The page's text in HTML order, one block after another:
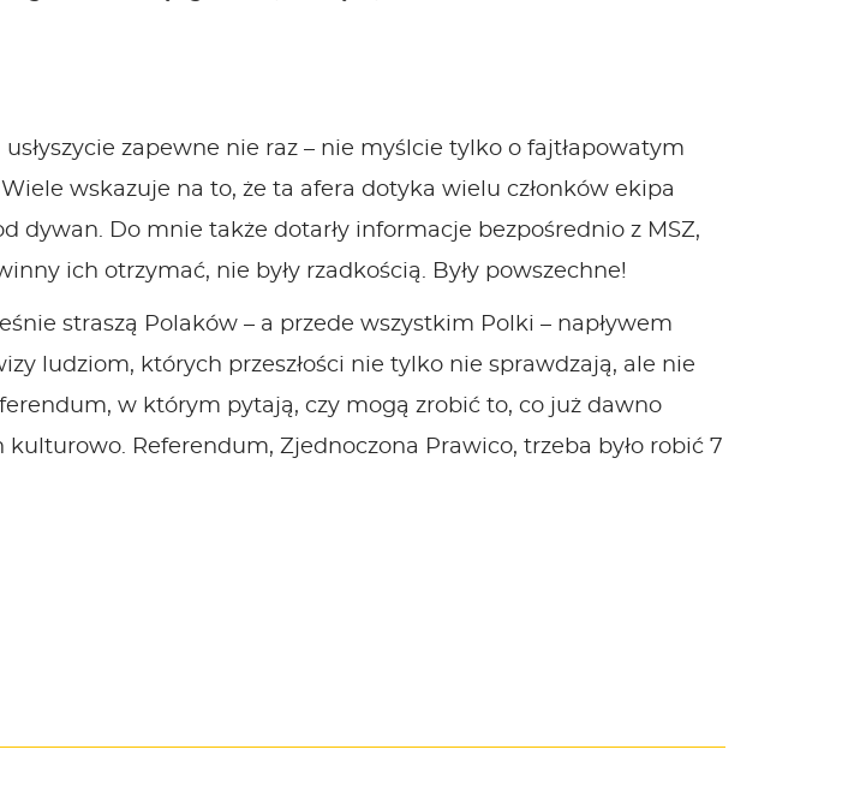
zapewne nie raz – nie myślcie tylko o fajtłapowatym
wskazuje na to, że ta afera dotyka wielu członków ekipa
dywan. Do mnie także dotarły informacje bezpośrednio z MSZ,
ich otrzymać, nie były rzadkością. Były powszechne!
straszą Polaków – a przede wszystkim Polki – napływem
ludziom, których przeszłości nie tylko nie sprawdzają, ale nie
w którym pytają, czy mogą zrobić to, co już dawno
Referendum, Zjednoczona Prawico, trzeba było robić 7